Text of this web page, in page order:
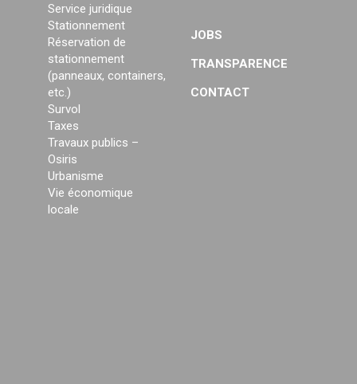
Service juridique
Stationnement
Réservation de
stationnement
(panneaux, containers,
etc.)
Survol
Taxes
Travaux publics –
Osiris
Urbanisme
Vie économique
locale
JOBS
TRANSPARENCE
CONTACT